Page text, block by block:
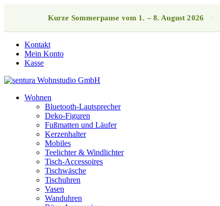
Kurze Sommerpause vom 1. – 8. August 2026 ·
Kontakt
Mein Konto
Kasse
Wohnen
Bluetooth-Lautsprecher
Deko-Figuren
Fußmatten und Läufer
Kerzenhalter
Mobiles
Teelichter & Windlichter
Tisch-Accessoires
Tischwäsche
Tischuhren
Vasen
Wanduhren